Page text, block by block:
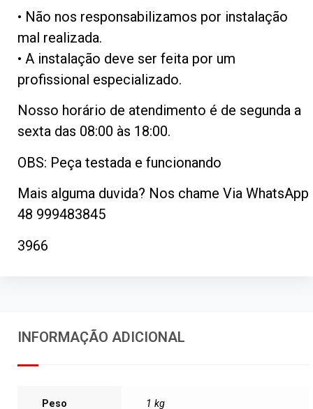
• Não nos responsabilizamos por instalação
mal realizada.
• A instalação deve ser feita por um
profissional especializado.
Nosso horário de atendimento é de segunda a
sexta das 08:00 às 18:00.
OBS: Peça testada e funcionando
Mais alguma duvida? Nos chame Via WhatsApp
48 999483845
3966
INFORMAÇÃO ADICIONAL
Peso 1 kg